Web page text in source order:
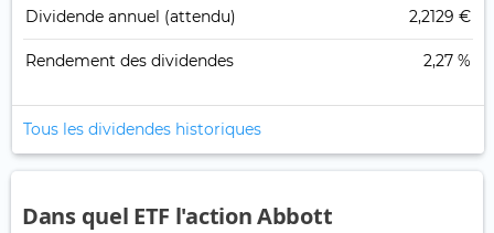
Dividende annuel (attendu) 2,2129 €
Rendement des dividendes 2,27 %
Tous les dividendes historiques
Dans quel ETF l'action Abbott